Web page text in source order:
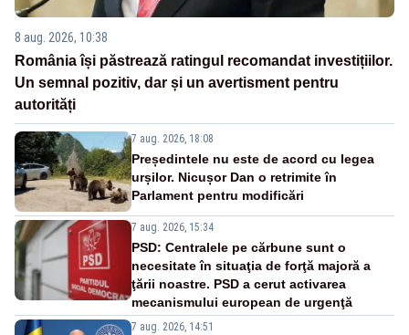
8 aug. 2026, 10:38
România își păstrează ratingul recomandat investițiilor.
Un semnal pozitiv, dar și un avertisment pentru
autorități
7 aug. 2026, 18:08
Președintele nu este de acord cu legea
urșilor. Nicușor Dan o retrimite în
Parlament pentru modificări
7 aug. 2026, 15:34
PSD: Centralele pe cărbune sunt o
necesitate în situaţia de forţă majoră a
ţării noastre. PSD a cerut activarea
mecanismului european de urgenţă
7 aug. 2026, 14:51